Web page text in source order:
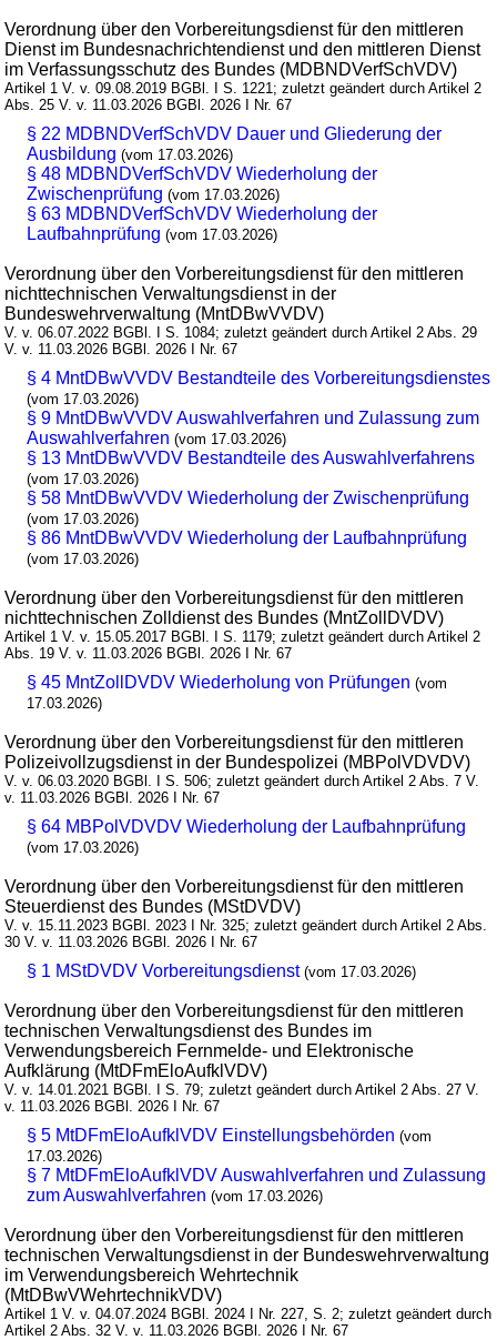
Verordnung über den Vorbereitungsdienst für den mittleren
Dienst im Bundesnachrichtendienst und den mittleren Dienst
im Verfassungsschutz des Bundes (MDBNDVerfSchVDV)
Artikel 1 V. v. 09.08.2019 BGBl. I S. 1221; zuletzt geändert durch Artikel 2
Abs. 25 V. v. 11.03.2026 BGBl. 2026 I Nr. 67
§ 22 MDBNDVerfSchVDV Dauer und Gliederung der
Ausbildung (vom 17.03.2026)
§ 48 MDBNDVerfSchVDV Wiederholung der
Zwischenprüfung (vom 17.03.2026)
§ 63 MDBNDVerfSchVDV Wiederholung der
Laufbahnprüfung (vom 17.03.2026)
Verordnung über den Vorbereitungsdienst für den mittleren
nichttechnischen Verwaltungsdienst in der
Bundeswehrverwaltung (MntDBwVVDV)
V. v. 06.07.2022 BGBl. I S. 1084; zuletzt geändert durch Artikel 2 Abs. 29
V. v. 11.03.2026 BGBl. 2026 I Nr. 67
§ 4 MntDBwVVDV Bestandteile des Vorbereitungsdienstes
(vom 17.03.2026)
§ 9 MntDBwVVDV Auswahlverfahren und Zulassung zum
Auswahlverfahren (vom 17.03.2026)
§ 13 MntDBwVVDV Bestandteile des Auswahlverfahrens
(vom 17.03.2026)
§ 58 MntDBwVVDV Wiederholung der Zwischenprüfung
(vom 17.03.2026)
§ 86 MntDBwVVDV Wiederholung der Laufbahnprüfung
(vom 17.03.2026)
Verordnung über den Vorbereitungsdienst für den mittleren
nichttechnischen Zolldienst des Bundes (MntZollDVDV)
Artikel 1 V. v. 15.05.2017 BGBl. I S. 1179; zuletzt geändert durch Artikel 2
Abs. 19 V. v. 11.03.2026 BGBl. 2026 I Nr. 67
§ 45 MntZollDVDV Wiederholung von Prüfungen (vom
17.03.2026)
Verordnung über den Vorbereitungsdienst für den mittleren
Polizeivollzugsdienst in der Bundespolizei (MBPolVDVDV)
V. v. 06.03.2020 BGBl. I S. 506; zuletzt geändert durch Artikel 2 Abs. 7 V.
v. 11.03.2026 BGBl. 2026 I Nr. 67
§ 64 MBPolVDVDV Wiederholung der Laufbahnprüfung
(vom 17.03.2026)
Verordnung über den Vorbereitungsdienst für den mittleren
Steuerdienst des Bundes (MStDVDV)
V. v. 15.11.2023 BGBl. 2023 I Nr. 325; zuletzt geändert durch Artikel 2 Abs.
30 V. v. 11.03.2026 BGBl. 2026 I Nr. 67
§ 1 MStDVDV Vorbereitungsdienst (vom 17.03.2026)
Verordnung über den Vorbereitungsdienst für den mittleren
technischen Verwaltungsdienst des Bundes im
Verwendungsbereich Fernmelde- und Elektronische
Aufklärung (MtDFmEloAufklVDV)
V. v. 14.01.2021 BGBl. I S. 79; zuletzt geändert durch Artikel 2 Abs. 27 V.
v. 11.03.2026 BGBl. 2026 I Nr. 67
§ 5 MtDFmEloAufklVDV Einstellungsbehörden (vom
17.03.2026)
§ 7 MtDFmEloAufklVDV Auswahlverfahren und Zulassung
zum Auswahlverfahren (vom 17.03.2026)
Verordnung über den Vorbereitungsdienst für den mittleren
technischen Verwaltungsdienst in der Bundeswehrverwaltung
im Verwendungsbereich Wehrtechnik
(MtDBwVWehrtechnikVDV)
Artikel 1 V. v. 04.07.2024 BGBl. 2024 I Nr. 227, S. 2; zuletzt geändert durch
Artikel 2 Abs. 32 V. v. 11.03.2026 BGBl. 2026 I Nr. 67